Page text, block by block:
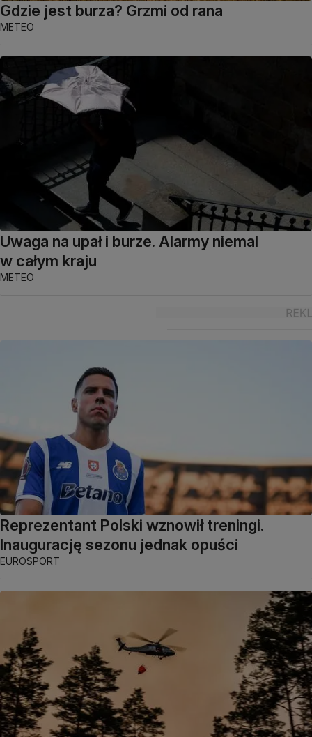
Gdzie jest burza? Grzmi od rana
METEO
Uwaga na upał i burze. Alarmy niemal
w całym kraju
METEO
Reprezentant Polski wznowił treningi.
Inaugurację sezonu jednak opuści
EUROSPORT